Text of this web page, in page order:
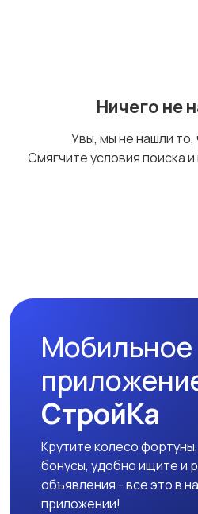
Ничего не
Увы, мы не нашли то,
Смягчите условия поиска
Мобильное
СтройКа
Крутите колесо
бонусы, удобно ищите и
объявления - все это в
приложении!